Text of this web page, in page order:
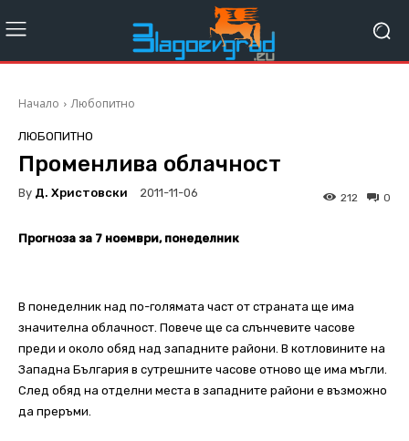
Начало Любопитно
ЛЮБОПИТНО
Променлива облачност
By Д. Христовски 2011-11-06 0
212
Прогноза за 7 ноември, понеделник
В понеделник над по-голямата част от страната ще има
значителна облачност. Повече ще са слънчевите часове
преди и около обяд над западните райони. В котловините на
Западна България в сутрешните часове отново ще има мъгли.
След обяд на отделни места в западните райони е възможно
да преръми.